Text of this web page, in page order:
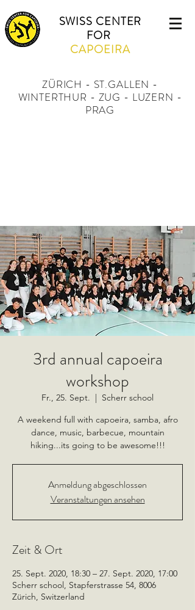
SWISS CENTER
FOR
CAPOEIRA
ZÜRICH - ST.GALLEN -
WINTERTHUR - ZUG - LUZERN -
PRAG
3rd annual capoeira
workshop
Fr., 25. Sept.
  |
Scherr school
A weekend full with capoeira, samba, afro
dance, music, barbecue, mountain
hiking...its going to be awesome!!!
Anmeldung abgeschlossen
Veranstaltungen ansehen
Zeit & Ort
25. Sept. 2020, 18:30 – 27. Sept. 2020, 17:00
Scherr school, Stapferstrasse 54, 8006
Zürich, Switzerland